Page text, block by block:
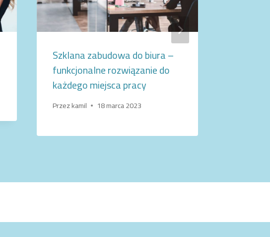
Szklana zabudowa do biura –
funkcjonalne rozwiązanie do
każdego miejsca pracy
Przezkamil 18 marca 2023